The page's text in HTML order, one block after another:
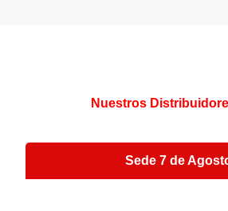
Nuestros
Sede 7 de